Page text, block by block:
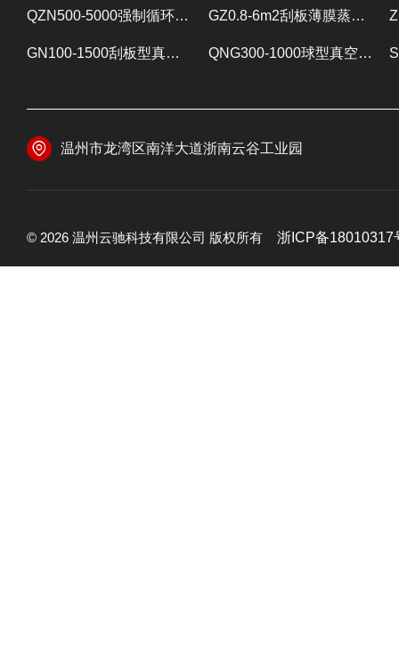
QZN500-5000强制循环蒸发器 蒸发设备 GZ0.8-6m2刮板薄膜蒸发器 提取浓缩设备
GN100-1500刮板型真空减压浓缩器 提取浓缩设备 QNG300-1000球型真空减压浓缩器 提取浓缩设备
温州市龙湾区南洋大道浙南云谷工业园
© 2026 温州云驰科技有限公司 版权所有 浙ICP备18010317